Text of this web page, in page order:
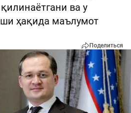
ва у
ҳақида маълумот
Поделиться